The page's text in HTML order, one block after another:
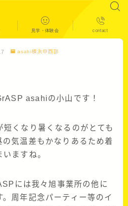
見学・体験会 contact
asahi横浜中西部
asahiの小山です！
短くなり暑くなるのがとても
気温差もかなりあるため着
ますね。
には我々旭事業所の他に
周年記念パーティー等のイ